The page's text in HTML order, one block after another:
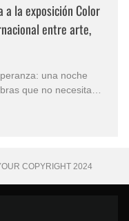
a la exposición Color
entre arte,
una noche
de la artista
COPYRIGHT 2024